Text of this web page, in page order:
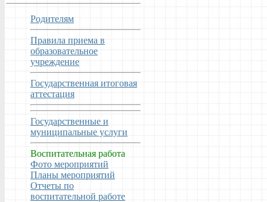
Родителям
Правила приема в
образовательное
учреждение
Государственная итоговая
аттестация
Государственные и
муниципальные услуги
Воспитательная работа
Фото мероприятий
Планы мероприятий
Отчеты по
воспитательной работе